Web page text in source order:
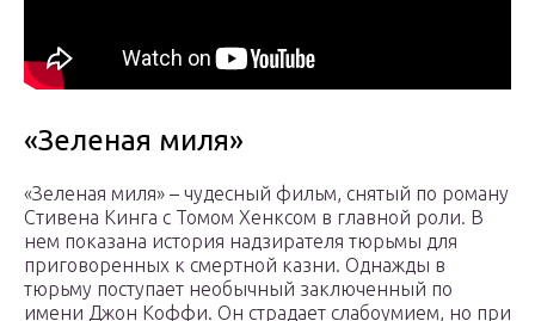
«Зеленая миля»
«Зеленая миля» – чудесный фильм, снятый по роману
Стивена Кинга с Томом Хенксом в главной роли. В
нем показана история надзирателя тюрьмы для
приговоренных к смертной казни. Однажды в
тюрьму поступает необычный заключенный по
имени Джон Коффи. Он страдает слабоумием, но при